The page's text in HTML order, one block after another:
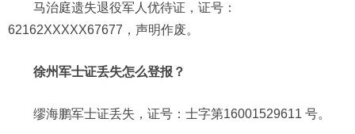
马治庭遗失退役军人优待证，证号：
62162XXXXX67677，声明作废。
徐州军士证丢失怎么登报？
缪海鹏军士证丢失，证号：士字第16001529611 号。